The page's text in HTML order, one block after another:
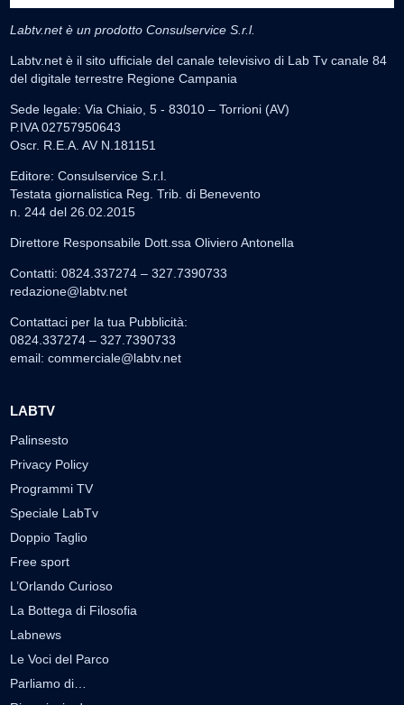
Labtv.net è un prodotto Consulservice S.r.l.
Labtv.net è il sito ufficiale del canale televisivo di Lab Tv canale 84
del digitale terrestre Regione Campania
Sede legale: Via Chiaio, 5 - 83010 – Torrioni (AV)
P.IVA 02757950643
Oscr. R.E.A. AV N.181151
Editore: Consulservice S.r.l.
Testata giornalistica Reg. Trib. di Benevento
n. 244 del 26.02.2015
Direttore Responsabile Dott.ssa Oliviero Antonella
Contatti: 0824.337274 – 327.7390733
redazione@labtv.net
Contattaci per la tua Pubblicità:
0824.337274 – 327.7390733
email: commerciale@labtv.net
LABTV
Palinsesto
Privacy Policy
Programmi TV
Speciale LabTv
Doppio Taglio
Free sport
L’Orlando Curioso
La Bottega di Filosofia
Labnews
Le Voci del Parco
Parliamo di…